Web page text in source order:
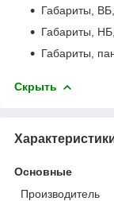
Габариты,
Габариты,
Габариты,
Скрыть
Основные
Производитель